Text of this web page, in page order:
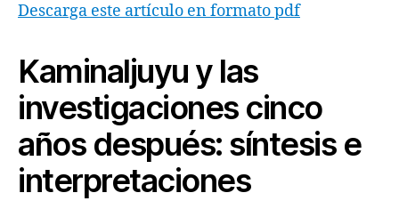
Descarga este artículo en formato pdf
Kaminaljuyu y las
investigaciones cinco
años después: síntesis e
interpretaciones